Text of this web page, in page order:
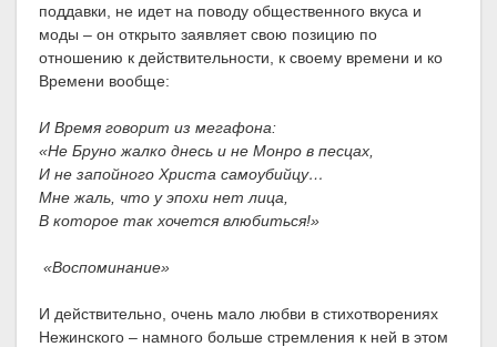
поддавки, не идет на поводу общественного вкуса и
моды – он открыто заявляет свою позицию по
отношению к действительности, к своему времени и ко
Времени вообще:
И Время говорит из мегафона:
«Не Бруно жалко днесь и не Монро в песцах,
И не запойного Христа самоубийцу…
Мне жаль, что у эпохи нет лица,
В которое так хочется влюбиться!»
«Воспоминание»
И действительно, очень мало любви в стихотворениях
Нежинского – намного больше стремления к ней в этом